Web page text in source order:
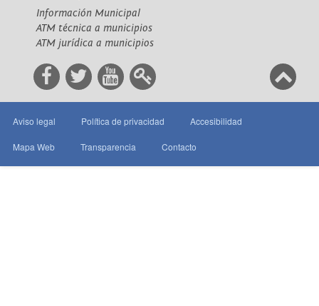
Información Municipal
ATM técnica a municipios
ATM jurídica a municipios
Aviso legal Política de privacidad Accesibilidad
Mapa Web Transparencia Contacto